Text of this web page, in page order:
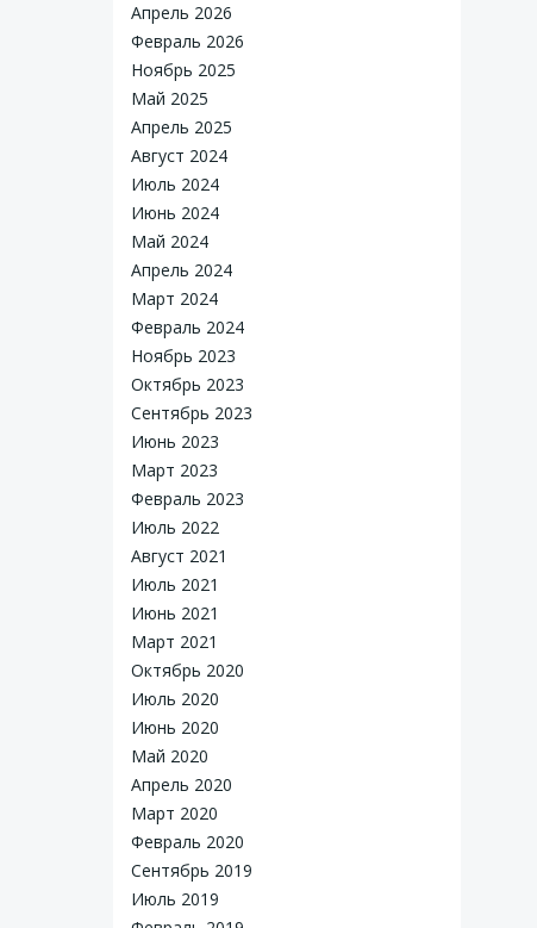
Апрель 2026
Февраль 2026
Ноябрь 2025
Май 2025
Апрель 2025
Август 2024
Июль 2024
Июнь 2024
Май 2024
Апрель 2024
Март 2024
Февраль 2024
Ноябрь 2023
Октябрь 2023
Сентябрь 2023
Июнь 2023
Март 2023
Февраль 2023
Июль 2022
Август 2021
Июль 2021
Июнь 2021
Март 2021
Октябрь 2020
Июль 2020
Июнь 2020
Май 2020
Апрель 2020
Март 2020
Февраль 2020
Сентябрь 2019
Июль 2019
for free using WordPress and